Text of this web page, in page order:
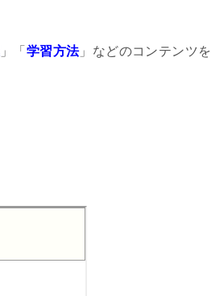
」「 学習方法」などのコンテンツを